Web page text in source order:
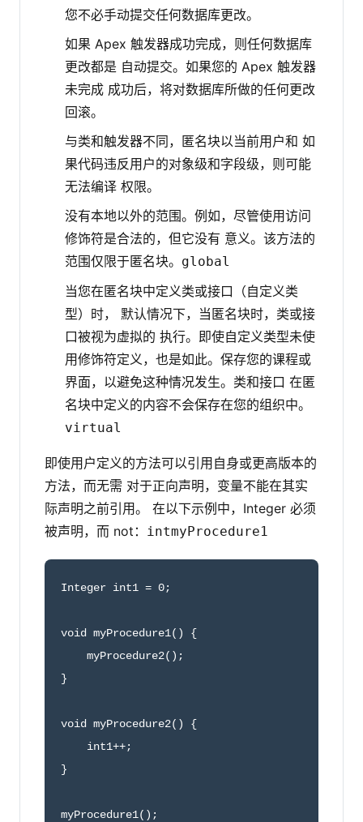
您不必手动提交任何数据库更改。
如果 Apex 触发器成功完成，则任何数据库
更改都是 自动提交。如果您的 Apex 触发器
未完成 成功后，将对数据库所做的任何更改
回滚。
与类和触发器不同，匿名块以当前用户和 如
果代码违反用户的对象级和字段级，则可能
无法编译 权限。
没有本地以外的范围。例如，尽管使用访问
修饰符是合法的，但它没有 意义。该方法的
范围仅限于匿名块。 global
当您在匿名块中定义类或接口（自定义类
型）时， 默认情况下，当匿名块时，类或接
口被视为虚拟的 执行。即使自定义类型未使
用修饰符定义，也是如此。保存您的课程或
界面，以避免这种情况发生。类和接口 在匿
名块中定义的内容不会保存在您的组织中。
virtual
即使用户定义的方法可以引用自身或更高版本的
方法，而无需 对于正向声明，变量不能在其实
际声明之前引用。 在以下示例中，Integer 必须
被声明，而 not： intmyProcedure1
Integer int1 = 0;
void myProcedure1() {
    myProcedure2();
}
void myProcedure2() {
    int1++;
}
myProcedure1();